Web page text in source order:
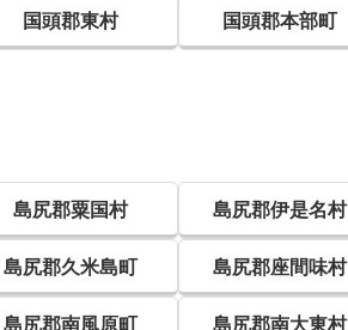
国頭郡東村 国頭郡本部町
島尻郡粟国村 島尻郡伊是名村
島尻郡久米島町 島尻郡座間味村
島尻郡南風原町 島尻郡南大東村